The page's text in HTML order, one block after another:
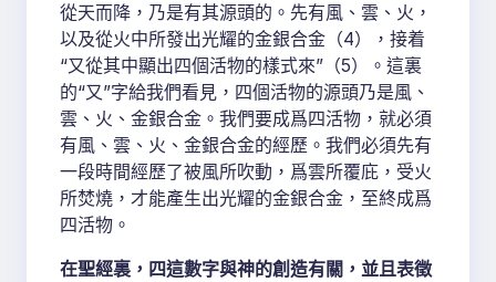
從天而降，乃是有其源頭的。先有風、雲、火，
以及從火中所發出光耀的金銀合金（4），接着
“又從其中顯出四個活物的樣式來”（5）。這裏
的“又”字給我們看見，四個活物的源頭乃是風、
雲、火、金銀合金。我們要成爲四活物，就必須
有風、雲、火、金銀合金的經歷。我們必須先有
一段時間經歷了被風所吹動，爲雲所覆庇，受火
所焚燒，才能產生出光耀的金銀合金，至終成爲
四活物。
在聖經裏，四這數字與神的創造有關，並且表徵